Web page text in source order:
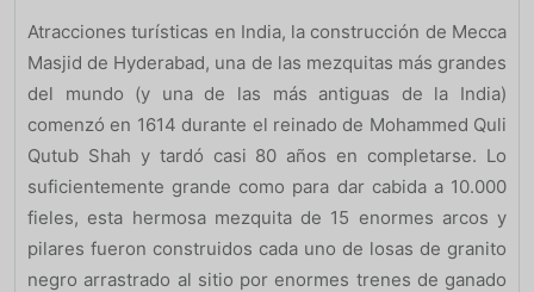
Atracciones turísticas en India, la construcción de Mecca
Masjid de Hyderabad, una de las mezquitas más grandes
del mundo (y una de las más antiguas de la India)
comenzó en 1614 durante el reinado de Mohammed Quli
Qutub Shah y tardó casi 80 años en completarse. Lo
suficientemente grande como para dar cabida a 10.000
fieles, esta hermosa mezquita de 15 enormes arcos y
pilares fueron construidos cada uno de losas de granito
negro arrastrado al sitio por enormes trenes de ganado